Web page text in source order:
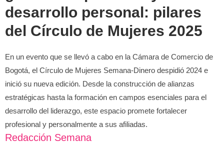
desarrollo personal: pilares
del Círculo de Mujeres 2025
En un evento que se llevó a cabo en la Cámara de Comercio de
Bogotá, el Círculo de Mujeres Semana-Dinero despidió 2024 e
inició su nueva edición. Desde la construcción de alianzas
estratégicas hasta la formación en campos esenciales para el
desarrollo del liderazgo, este espacio promete fortalecer
profesional y personalmente a sus afiliadas.
Redacción Semana